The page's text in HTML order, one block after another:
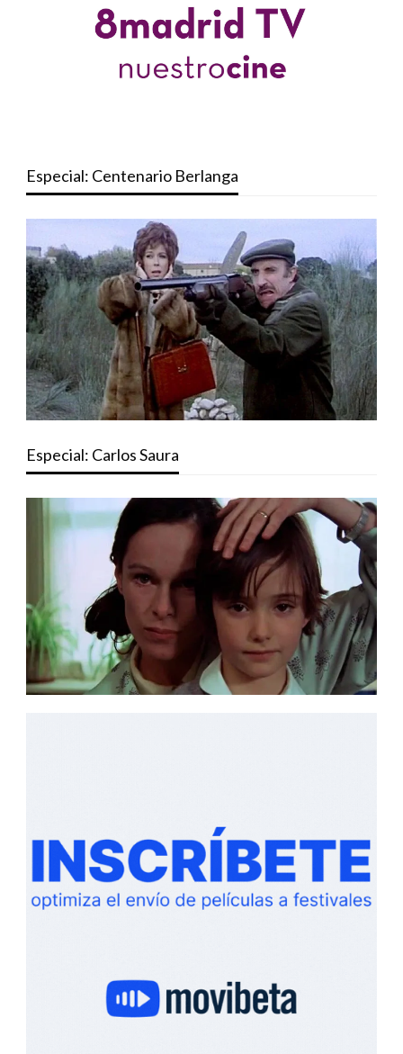
Especial: Centenario Berlanga
Especial: Carlos Saura